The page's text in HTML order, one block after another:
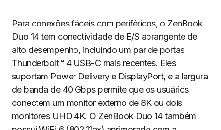
Para conexões fáceis com periféricos, o ZenBook
Duo 14 tem conectividade de E/S abrangente de
alto desempenho, incluindo um par de portas
Thunderbolt™ 4 USB-C mais recentes. Eles
suportam Power Delivery e DisplayPort, e a largura
de banda de 40 Gbps permite que os usuários
conectem um monitor externo de 8K ou dois
monitores UHD 4K. O ZenBook Duo 14 também